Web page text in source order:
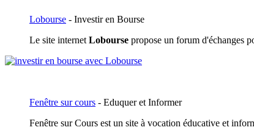
Lobourse - Investir en Bourse
Le site internet Lobourse propose un forum d'échanges
Fenêtre sur cours - Eduquer et Informer
Fenêtre sur Cours est un site à vocation éducative et